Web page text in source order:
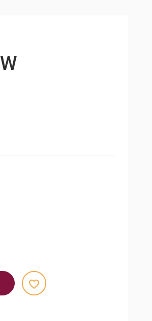
favorite_border